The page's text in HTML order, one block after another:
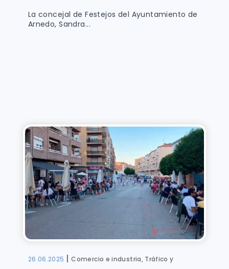
La concejal de Festejos del Ayuntamiento de
Arnedo, Sandra...
26.06.2025 |Comercio e industria, Tráfico y